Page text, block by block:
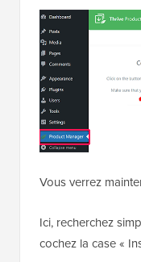
Vous verrez
Ici, recherchez
cochez la case «